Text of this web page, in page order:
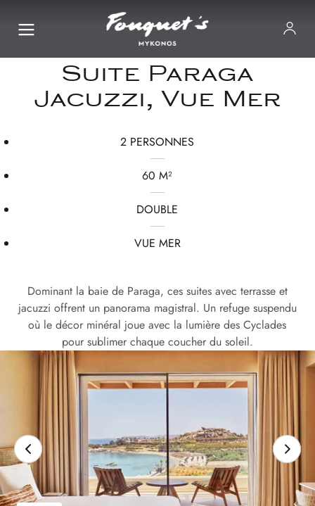
Suite Paraga
Jacuzzi, Vue Mer
2 PERSONNES
60 M²
DOUBLE
VUE MER
Dominant la baie de Paraga, ces suites avec terrasse et
jacuzzi offrent un panorama magistral. Un refuge suspendu
où le décor minéral joue avec la lumière des Cyclades
pour sublimer chaque coucher du soleil.